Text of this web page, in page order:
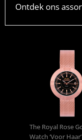
Ontdek ons
The Royal Rose
Watch ‘Voor Haar’